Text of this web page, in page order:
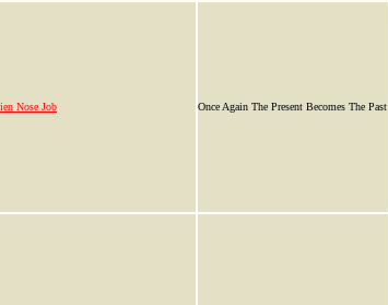
Nose Job Once Again The Present Becomes The Past